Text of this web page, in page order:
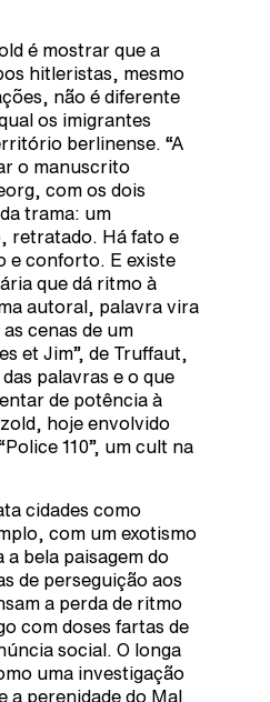
é mostrar que a
hitleristas, mesmo
não é diferente
os imigrantes
berlinense. “A
o manuscrito
com os dois
trama: um
retratado. Há fato e
e conforto. E existe
que dá ritmo à
autoral, palavra vira
cenas de um
et Jim”, de Truffaut,
palavras e o que
de potência à
hoje envolvido
110”, um cult na
cidades como
com um exotismo
bela paisagem do
de perseguição aos
a perda de ritmo
com doses fartas de
social. O longa
uma investigação
a perenidade do Mal